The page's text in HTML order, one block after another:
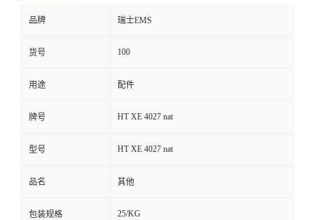
品牌 瑞士EMS
货号 100
用途 配件
牌号 HT XE 4027 nat
型号 HT XE 4027 nat
品名 其他
包装规格 25/KG